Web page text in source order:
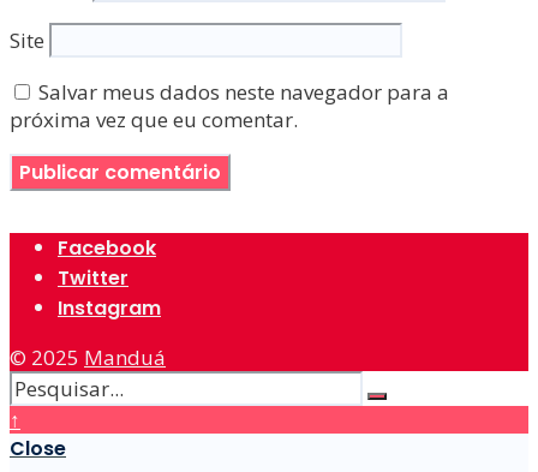
Site
Salvar meus dados neste navegador para a
próxima vez que eu comentar.
Facebook
Twitter
Instagram
© 2025 Manduá
↑
Close